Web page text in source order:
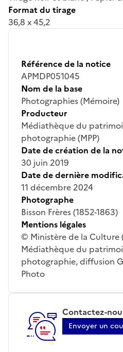
Format du tirage
36,8 x 45,2
Référence de la notice
APMDP051045
Nom de la base
Photographies (Mémoire)
Producteur
Médiathèque du
photographie (MPP)
Date de création de la
30 juin 2019
Date de dernière
11 décembre 2024
Photographe
Bisson Frères (1852-1863)
Mentions légales
© Ministère de la Culture
Médiathèque du
photographie, diffusion
Photo
Contactez-
Envoyer un